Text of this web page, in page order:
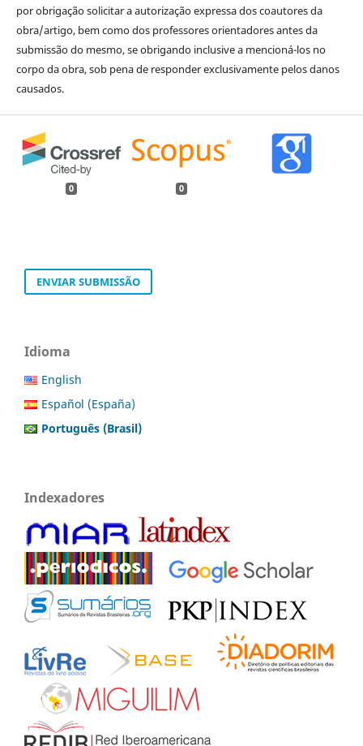
por obrigação solicitar a autorização expressa dos coautores da
obra/artigo, bem como dos professores orientadores antes da
submissão do mesmo, se obrigando inclusive a mencioná-los no
corpo da obra, sob pena de responder exclusivamente pelos danos
causados.
0 0
ENVIAR SUBMISSÃO
Idioma
English
Español (España)
Português (Brasil)
Indexadores